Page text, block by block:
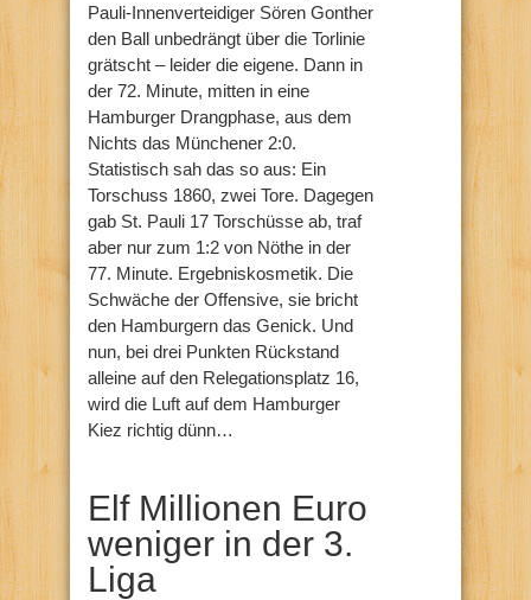
Pauli-Innenverteidiger Sören Gonther
den Ball unbedrängt über die Torlinie
grätscht – leider die eigene. Dann in
der 72. Minute, mitten in eine
Hamburger Drangphase, aus dem
Nichts das Münchener 2:0.
Statistisch sah das so aus: Ein
Torschuss 1860, zwei Tore. Dagegen
gab St. Pauli 17 Torschüsse ab, traf
aber nur zum 1:2 von Nöthe in der
77. Minute. Ergebniskosmetik. Die
Schwäche der Offensive, sie bricht
den Hamburgern das Genick. Und
nun, bei drei Punkten Rückstand
alleine auf den Relegationsplatz 16,
wird die Luft auf dem Hamburger
Kiez richtig dünn…
Elf Millionen Euro
weniger in der 3.
Liga